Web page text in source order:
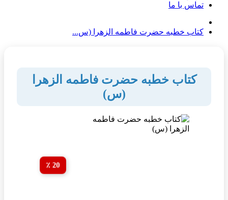
تماس با ما
کتاب خطبه حضرت فاطمه الزهرا (س...
کتاب خطبه حضرت فاطمه الزهرا
(س)
20 ٪